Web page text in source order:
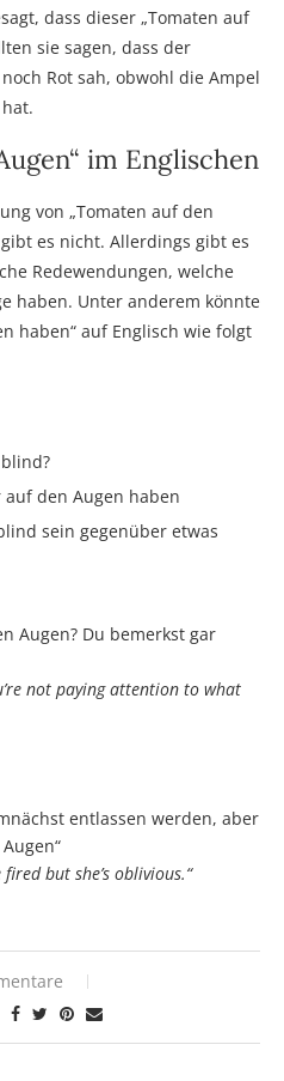
dass dieser „Tomaten auf
sie sagen, dass der
Rot sah, obwohl die Ampel
im Englischen
von „Tomaten auf den
es nicht. Allerdings gibt es
Redewendungen, welche
haben. Unter anderem könnte
haben“ auf Englisch wie folgt
auf den Augen haben
sein gegenüber etwas
Augen? Du bemerkst gar
not paying attention to what
entlassen werden, aber
but she’s oblivious.“